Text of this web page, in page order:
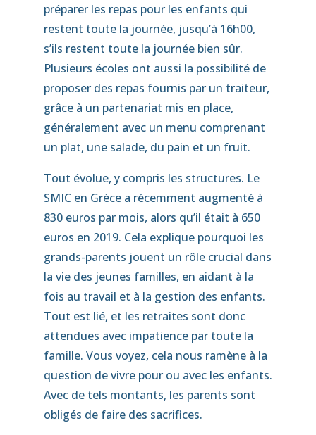
préparer les repas pour les enfants qui
restent toute la journée, jusqu’à 16h00,
s’ils restent toute la journée bien sûr.
Plusieurs écoles ont aussi la possibilité de
proposer des repas fournis par un traiteur,
grâce à un partenariat mis en place,
généralement avec un menu comprenant
un plat, une salade, du pain et un fruit.
Tout évolue, y compris les structures. Le
SMIC en Grèce a récemment augmenté à
830 euros par mois, alors qu’il était à 650
euros en 2019. Cela explique pourquoi les
grands-parents jouent un rôle crucial dans
la vie des jeunes familles, en aidant à la
fois au travail et à la gestion des enfants.
Tout est lié, et les retraites sont donc
attendues avec impatience par toute la
famille. Vous voyez, cela nous ramène à la
question de vivre pour ou avec les enfants.
Avec de tels montants, les parents sont
obligés de faire des sacrifices.